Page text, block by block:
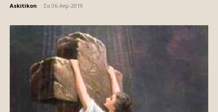
Askitikon Σα 06-Απρ-2019